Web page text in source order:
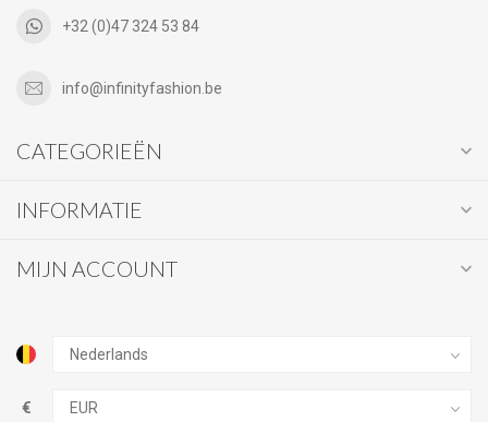
+32 (0)47 324 53 84
info@infinityfashion.be
CATEGORIEËN
INFORMATIE
MIJN ACCOUNT
€